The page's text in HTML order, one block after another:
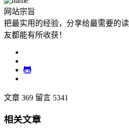
网站宗旨
把最实用的经验，分享给最需要的
友都能有所收获！
文章 369 留言 5341
相关文章